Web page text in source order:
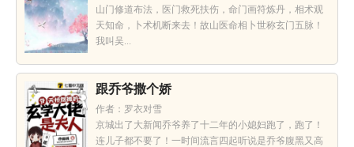
山门修道布法，医门救死扶伤，命门画符炼丹，相术观
天知命，卜术机断来去！故山医命相卜世称玄门五脉！
我叫吴...
跟乔爷撒个娇
作者：罗衣对雪
京城出了大新闻乔爷养了十二年的小媳妇跑了，跑了！
连儿子都不要了！一时间流言四起听说是乔爷腹黑又高